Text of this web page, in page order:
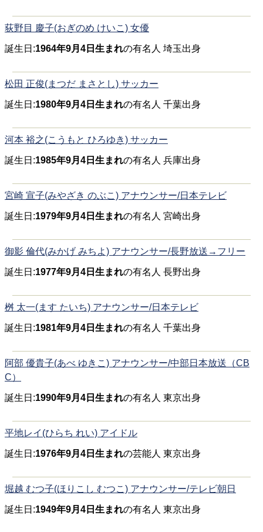
荻野目 慶子(おぎのめ けいこ) 女優
誕生日:1964年9月4日生まれの有名人 埼玉出身
松田 正俊(まつだ まさとし) サッカー
誕生日:1980年9月4日生まれの有名人 千葉出身
河本 裕之(こうもと ひろゆき) サッカー
誕生日:1985年9月4日生まれの有名人 兵庫出身
宮崎 宣子(みやざき のぶこ) アナウンサー/日本テレビ
誕生日:1979年9月4日生まれの有名人 宮崎出身
御影 倫代(みかげ みちよ) アナウンサー/長野放送→フリー
誕生日:1977年9月4日生まれの有名人 長野出身
桝 太一(ます たいち) アナウンサー/日本テレビ
誕生日:1981年9月4日生まれの有名人 千葉出身
阿部 優貴子(あべ ゆきこ) アナウンサー/中部日本放送（CB
C）
誕生日:1990年9月4日生まれの有名人 東京出身
平地レイ(ひらち れい) アイドル
誕生日:1976年9月4日生まれの芸能人 東京出身
堀越 むつ子(ほりこし むつこ) アナウンサー/テレビ朝日
誕生日:1949年9月4日生まれの有名人 東京出身